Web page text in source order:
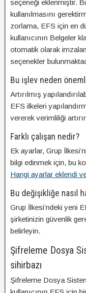
seçeneği eklenmiştir.
kullanılmasını
zorlama, EFS için en
kullanıcının Belgeler
otomatik olarak
seçenekler
Bu işlev neden
Artırılmış
EFS ilkeleri
vererek verimliliği
Farklı çalışan nedir?
Ek ayarlar, Grup
bilgi edinmek için, bu
Hangi ayarlar eklendi
Bu değişikliğe nasıl
Grup İlkesi’ndeki yeni
şirketinizin güvenlik
belirleyin.
Şifreleme Dosya
sihirbazı
Şifreleme Dosya